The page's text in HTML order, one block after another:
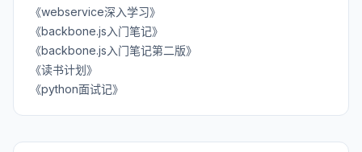
《webservice深入学习》
《backbone.js入门笔记》
《backbone.js入门笔记第二版》
《读书计划》
《python面试记》